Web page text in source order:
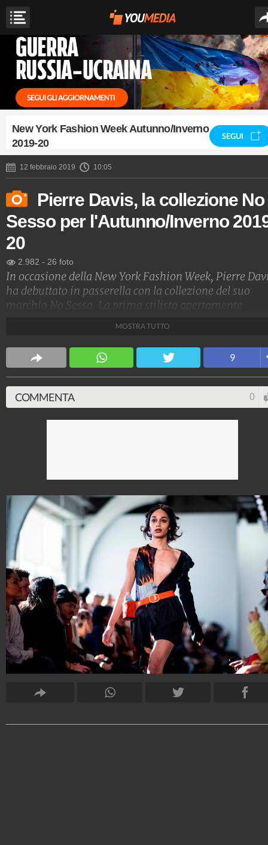
New York Fashion Week Autunno/Inverno
2019-20
SEGUI
12 febbraio 2019 10:05
Pierre Davis, la collezione No
Sesso per l'Autunno/Inverno
20
2.982 - 26 foto
In occasione della New York Fashion Week, Pierre
ha debuttato in passerella con la collezione del suo
marchio No Sesso. La prima stilista apertamente
società non dovrebbero più esistere definizioni
1.515.168.412-1.957 video-138.074 foto
MOSTRA TUTTO
9
COMMENTA 0